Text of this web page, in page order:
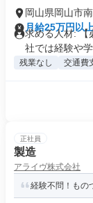
岡山県岡山市
月給25万円以
求める人材: 【
社では経験や学
残業なし 交通費
正社員
製造
アライヴ株式会社
経験不問！もの